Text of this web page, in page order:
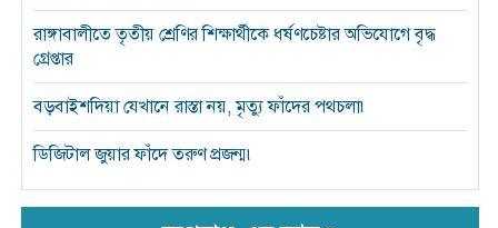
রাঙ্গাবালীতে তৃতীয় শ্রেণির শিক্ষার্থীকে ধর্ষণচেষ্টার অভিযোগে বৃদ্ধ
গ্রেপ্তার
বড়বাইশদিয়া যেখানে রাস্তা নয়, মৃত্যু ফাঁদের পথচলা৷
ডিজিটাল জুয়ার ফাঁদে তরুণ প্রজন্ম৷